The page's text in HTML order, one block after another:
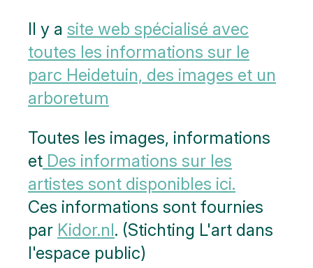
Il y a site web spécialisé avec
toutes les informations sur le
parc Heidetuin, des images et un
arboretum
Toutes les images, informations
et Des informations sur les
artistes sont disponibles ici.
Ces informations sont fournies
par Kidor.nl. (Stichting L'art dans
l'espace public)